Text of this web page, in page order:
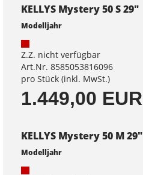
KELLYS Mystery 50 S 29"
Modelljahr
Z.Z. nicht verfügbar
Art.Nr. 8585053816096
pro Stück (inkl. MwSt.)
1.449,00 EUR
KELLYS Mystery 50 M 29"
Modelljahr